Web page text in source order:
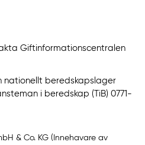
Giftinformationscentralen
nationellt beredskapslager
i beredskap (TiB) 0771-
& Co. KG (Innehavare av